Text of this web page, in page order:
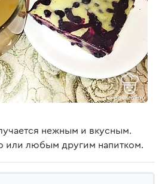
нежным и вкусным.
или любым другим напитком.